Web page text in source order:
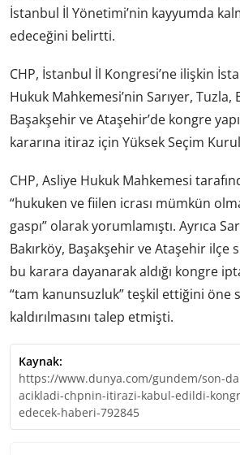
İstanbul İl Yönetimi’nin kayyumda
edeceğini belirtti.
CHP, İstanbul İl Kongresi’ne ilişkin
Hukuk Mahkemesi’nin Sarıyer, Tuzla,
Başakşehir ve Ataşehir’de kongre
kararına itiraz için Yüksek Seçim
CHP, Asliye Hukuk Mahkemesi
“hukuken ve fiilen icrası mümkün
gaspı” olarak yorumlamıştı. Ayrıca
Bakırköy, Başakşehir ve Ataşehir ilçe
bu karara dayanarak aldığı kongre
“tam kanunsuzluk” teşkil ettiğini öne
kaldırılmasını talep etmişti.
Kaynak:
https://www.dunya.com/gundem/son-
acikladi-chpnin-itirazi-kabul-edildi-
edecek-haberi-792845